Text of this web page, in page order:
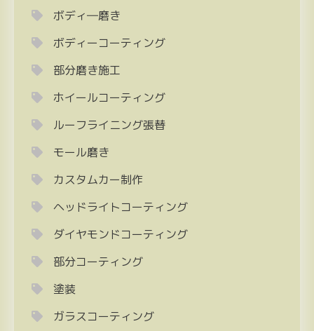
ボディ―磨き
ボディーコーティング
部分磨き施工
ホイールコーティング
ルーフライニング張替
モール磨き
カスタムカー制作
ヘッドライトコーティング
ダイヤモンドコーティング
部分コーティング
塗装
ガラスコーティング